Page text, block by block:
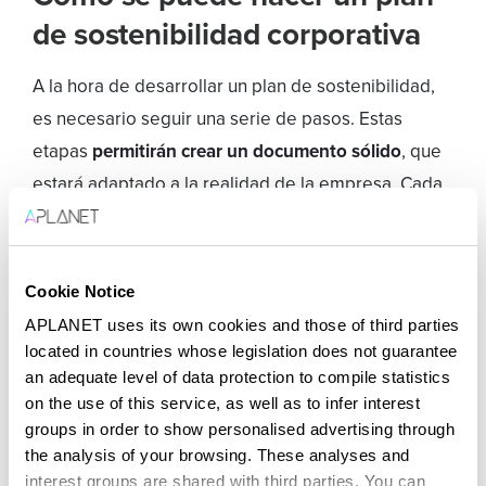
Cookie Notice
APLANET uses its own cookies and those of third parties
located in countries whose legislation does not guarantee
an adequate level of data protection to compile statistics
on the use of this service, as well as to infer interest
groups in order to show personalised advertising through
the analysis of your browsing. These analyses and
interest groups are shared with third parties. You can
de sostenibilidad corporativa
A la hora de desarrollar un plan de sostenibilidad,
es necesario seguir una serie de pasos. Estas
etapas permitirán crear un documento sólido, que
estará adaptado a la realidad de la empresa. Cada
compañía tiene que elaborar el suyo en función de
sus necesidades. De este modo, se garantiza que
los impactos generados sean positivos y
significativos en todas las áreas.
Indicadores de sostenibilidad
El primer paso consiste en establecer los